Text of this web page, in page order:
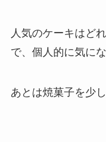
人気のケーキはど
で、個人的に気に
あとは焼菓子を少